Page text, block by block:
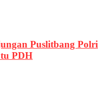
Puslitbang Polri
PDH